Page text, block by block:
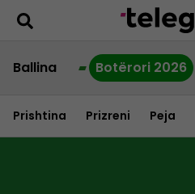
Ballina Botërori 2026
Prishtina Prizreni Peja